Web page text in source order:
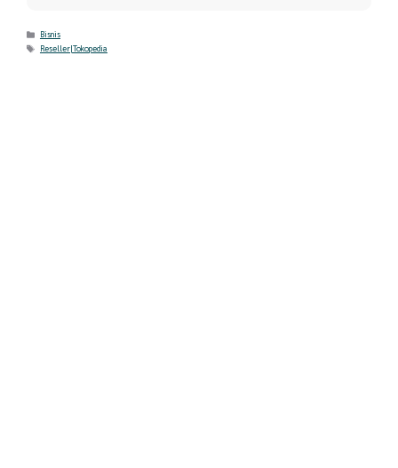
Categories
Bisnis
Tags
Reseller|Tokopedia